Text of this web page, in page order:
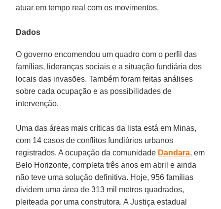
atuar em tempo real com os movimentos.
Dados
O governo encomendou um quadro com o perfil das
famílias, lideranças sociais e a situação fundiária dos
locais das invasões. Também foram feitas análises
sobre cada ocupação e as possibilidades de
intervenção.
Uma das áreas mais críticas da lista está em Minas,
com 14 casos de conflitos fundiários urbanos
registrados. A ocupação da comunidade Dandara, em
Belo Horizonte, completa três anos em abril e ainda
não teve uma solução definitiva. Hoje, 956 famílias
dividem uma área de 313 mil metros quadrados,
pleiteada por uma construtora. A Justiça estadual